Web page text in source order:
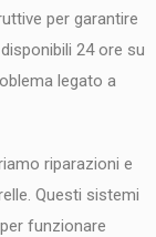
per garantire
24 ore su
legato a
riparazioni e
Questi sistemi
funzionare